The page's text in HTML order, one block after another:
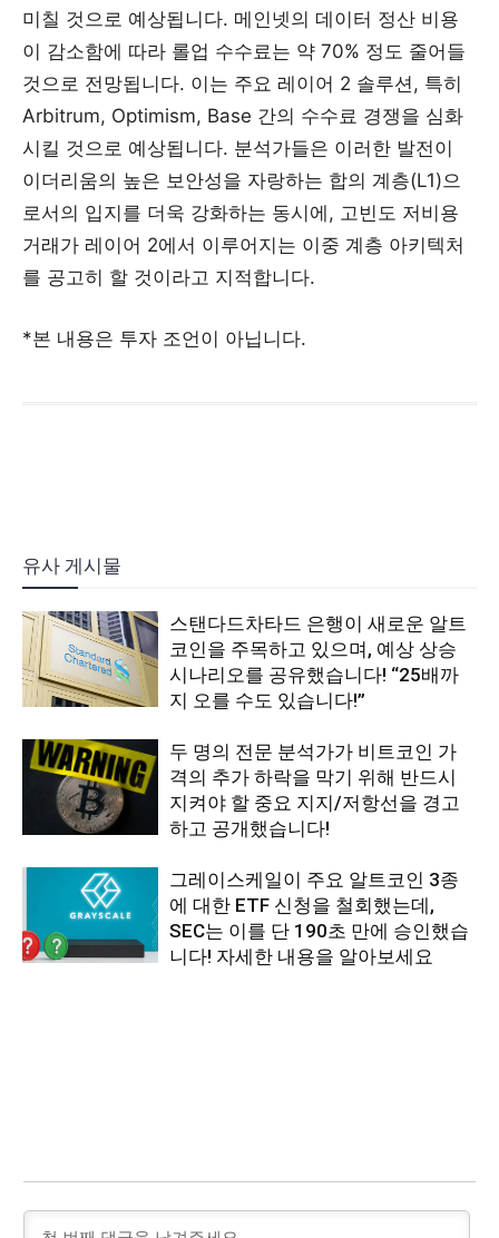
미칠 것으로 예상됩니다. 메인넷의 데이터 정산 비용
이 감소함에 따라 롤업 수수료는 약 70% 정도 줄어들
것으로 전망됩니다. 이는 주요 레이어 2 솔루션, 특히
Arbitrum, Optimism, Base 간의 수수료 경쟁을 심화
시킬 것으로 예상됩니다. 분석가들은 이러한 발전이
이더리움의 높은 보안성을 자랑하는 합의 계층(L1)으
로서의 입지를 더욱 강화하는 동시에, 고빈도 저비용
거래가 레이어 2에서 이루어지는 이중 계층 아키텍처
를 공고히 할 것이라고 지적합니다.
*본 내용은 투자 조언이 아닙니다.
유사 게시물
스탠다드차타드 은행이 새로운 알트
코인을 주목하고 있으며, 예상 상승
시나리오를 공유했습니다! “25배까
지 오를 수도 있습니다!”
두 명의 전문 분석가가 비트코인 가
격의 추가 하락을 막기 위해 반드시
지켜야 할 중요 지지/저항선을 경고
하고 공개했습니다!
그레이스케일이 주요 알트코인 3종
에 대한 ETF 신청을 철회했는데,
SEC는 이를 단 190초 만에 승인했습
니다! 자세한 내용을 알아보세요